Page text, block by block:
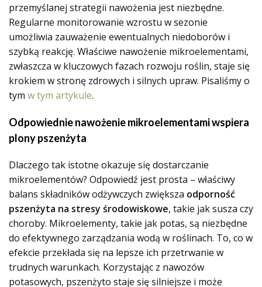
przemyślanej strategii nawożenia jest niezbędne.
Regularne monitorowanie wzrostu w sezonie
umożliwia zauważenie ewentualnych niedoborów i
szybką reakcję. Właściwe nawożenie mikroelementami,
zwłaszcza w kluczowych fazach rozwoju roślin, staje się
krokiem w stronę zdrowych i silnych upraw. Pisaliśmy o
tym w tym artykule.
Odpowiednie nawożenie mikroelementami wspiera
plony pszenżyta
Dlaczego tak istotne okazuje się dostarczanie
mikroelementów? Odpowiedź jest prosta – właściwy
balans składników odżywczych zwiększa odporność
pszenżyta na stresy środowiskowe, takie jak susza czy
choroby. Mikroelementy, takie jak potas, są niezbędne
do efektywnego zarządzania wodą w roślinach. To, co w
efekcie przekłada się na lepsze ich przetrwanie w
trudnych warunkach. Korzystając z nawozów
potasowych, pszenżyto staje się silniejsze i może